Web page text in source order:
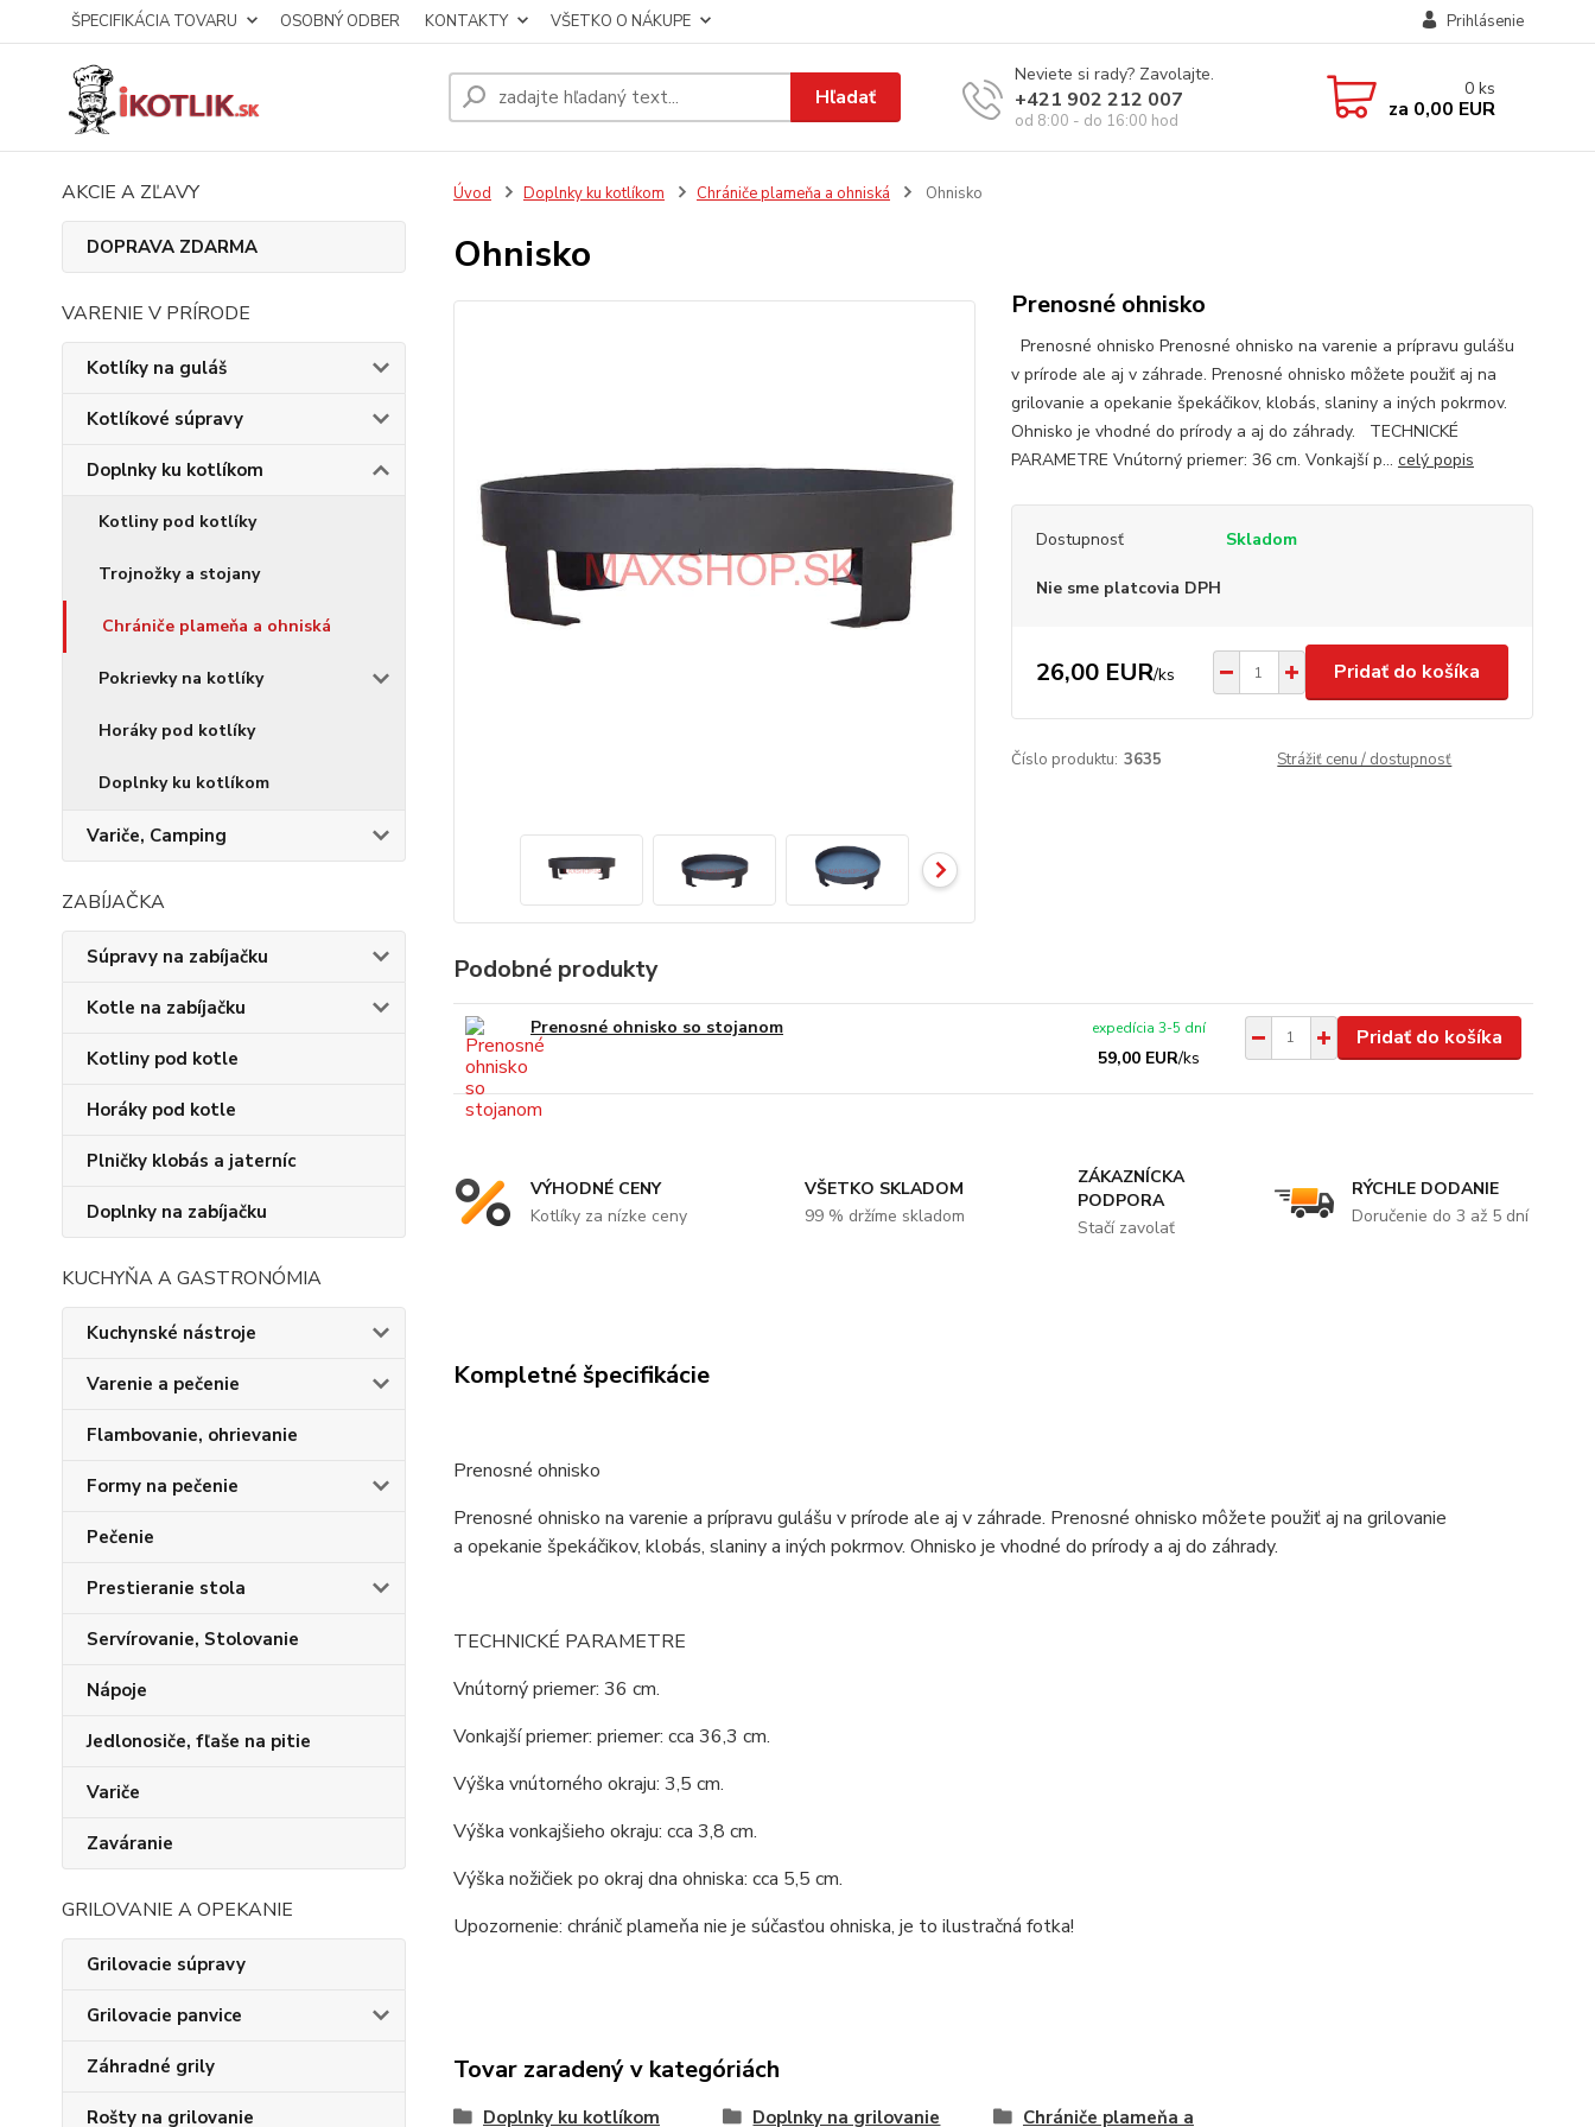
ŠPECIFIKÁCIA TOVARU OSOBNÝ ODBER KONTAKTY VŠETKO O NÁKUPE Prihlásenie
Hľadať
Neviete si rady? Zavolajte.
+421 902 212 007
od 8:00 - do 16:00 hod
0 ks
za 0,00 EUR
AKCIE A ZĽAVY
DOPRAVA ZDARMA
VARENIE V PRÍRODE
Kotlíky na guláš
Kotlíkové súpravy
Doplnky ku kotlíkom
Kotliny pod kotlíky
Trojnožky a stojany
Chrániče plameňa a ohniská
Pokrievky na kotlíky
Horáky pod kotlíky
Doplnky ku kotlíkom
Variče, Camping
ZABÍJAČKA
Súpravy na zabíjačku
Kotle na zabíjačku
Kotliny pod kotle
Horáky pod kotle
Plničky klobás a jaterníc
Doplnky na zabíjačku
KUCHYŇA A GASTRONÓMIA
Kuchynské nástroje
Varenie a pečenie
Flambovanie, ohrievanie
Formy na pečenie
Pečenie
Prestieranie stola
Servírovanie, Stolovanie
Nápoje
Jedlonosiče, fľaše na pitie
Variče
Zaváranie
GRILOVANIE A OPEKANIE
Grilovacie súpravy
Grilovacie panvice
Záhradné grily
Rošty na grilovanie
Úvod Doplnky ku kotlíkom Chrániče plameňa a ohniská Ohnisko
Ohnisko
Prenosné ohnisko
Prenosné ohnisko Prenosné ohnisko na varenie a prípravu gulášu
v prírode ale aj v záhrade. Prenosné ohnisko môžete použiť aj na
grilovanie a opekanie špekáčikov, klobás, slaniny a iných pokrmov.
Ohnisko je vhodné do prírody a aj do záhrady. TECHNICKÉ
PARAMETRE Vnútorný priemer: 36 cm. Vonkajší p... celý popis
Dostupnosť Skladom
Nie sme platcovia DPH
26,00 EUR/ks Pridať do košíka
Číslo produktu: 3635 Strážiť cenu / dostupnosť
Podobné produkty
Prenosné ohnisko so stojanom
59,00 EUR/ks
expedícia 3-5 dní Pridať do košíka
VÝHODNÉ CENY
Kotlíky za nízke ceny
VŠETKO SKLADOM
99 % držíme skladom
ZÁKAZNÍCKA
PODPORA
Stačí zavolať
RÝCHLE DODANIE
Doručenie do 3 až 5 dní
Kompletné špecifikácie
Prenosné ohnisko
Prenosné ohnisko na varenie a prípravu gulášu v prírode ale aj v záhrade. Prenosné ohnisko môžete použiť aj na grilovanie
a opekanie špekáčikov, klobás, slaniny a iných pokrmov. Ohnisko je vhodné do prírody a aj do záhrady.
TECHNICKÉ PARAMETRE
Vnútorný priemer: 36 cm.
Vonkajší priemer: priemer: cca 36,3 cm.
Výška vnútorného okraju: 3,5 cm.
Výška vonkajšieho okraju: cca 3,8 cm.
Výška nožičiek po okraj dna ohniska: cca 5,5 cm.
Upozornenie: chránič plameňa nie je súčasťou ohniska, je to ilustračná fotka!
Tovar zaradený v kategóriách
Doplnky ku kotlíkom Doplnky na grilovanie Chrániče plameňa a